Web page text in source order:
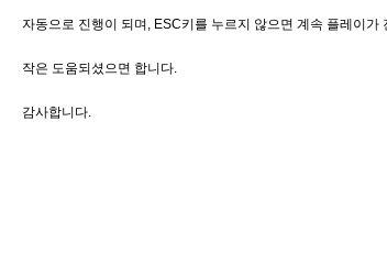
자동으로 진행이 되며, ESC키를 누르지 않으면 계속 플레이가
작은 도움되셨으면 합니다.
감사합니다.